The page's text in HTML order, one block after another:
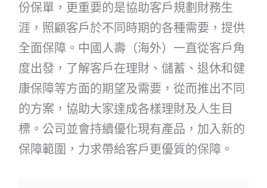
份保單，更重要的是協助客戶規劃財務生
涯，照顧客戶於不同時期的各種需要，提供
全面保障。中國人壽（海外）一直從客戶角
度出發，了解客戶在理財、儲蓄、退休和健
康保障等方面的期望及需要，從而推出不同
的方案，協助大家達成各樣理財及人生目
標。公司並會持續優化現有產品，加入新的
保障範圍，力求帶給客戶更優質的保障。